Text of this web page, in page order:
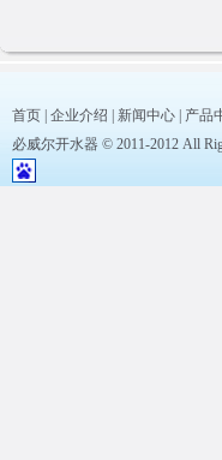
首页 企业介绍 新闻中心 产品
必威尔开水器 © 2011-2012 All